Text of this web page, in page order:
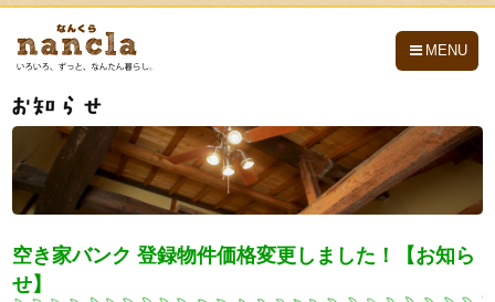
MENU
空き家バンク 登録物件価格変更しました！【お知ら
せ】